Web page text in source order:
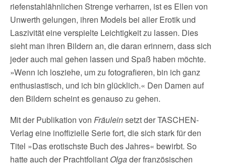
riefenstahlähnlichen Strenge verharren, ist es Ellen von
Unwerth gelungen, ihren Models bei aller Erotik und
Laszivität eine verspielte Leichtigkeit zu lassen. Dies
sieht man ihren Bildern an, die daran erinnern, dass sich
jeder auch mal gehen lassen und Spaß haben möchte.
»Wenn ich losziehe, um zu fotografieren, bin ich ganz
enthusiastisch, und ich bin glücklich.« Den Damen auf
den Bildern scheint es genauso zu gehen.
Mit der Publikation von Fräuleinsetzt der TASCHEN-
Verlag eine inoffizielle Serie fort, die sich stark für den
Titel »Das erotischste Buch des Jahres« bewirbt. So
hatte auch der Prachtfoliant Olgader französischen